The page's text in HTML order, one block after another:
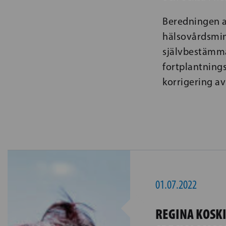
Beredningen
korrigering
01.07.2022
REGINA